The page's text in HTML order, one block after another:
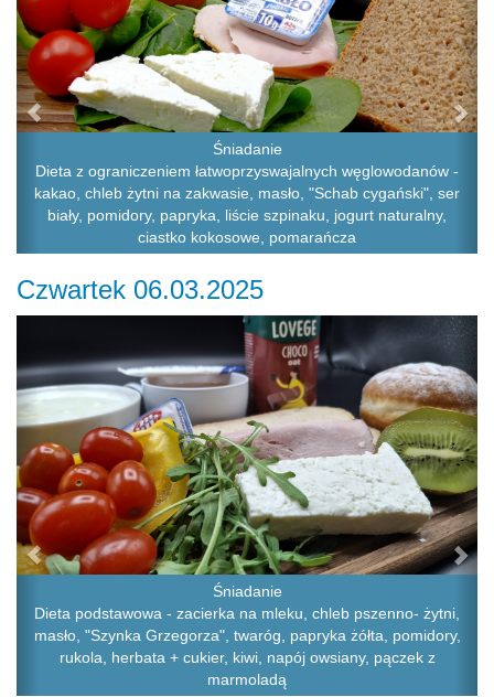
Śniadanie
Dieta z ograniczeniem łatwoprzyswajalnych węglowodanów -
kakao, chleb żytni na zakwasie, masło, "Schab cygański", ser
biały, pomidory, papryka, liście szpinaku, jogurt naturalny,
ciastko kokosowe, pomarańcza
Czwartek 06.03.2025
Śniadanie
Dieta podstawowa - zacierka na mleku, chleb pszenno- żytni,
masło, "Szynka Grzegorza", twaróg, papryka żółta, pomidory,
rukola, herbata + cukier, kiwi, napój owsiany, pączek z
marmoladą